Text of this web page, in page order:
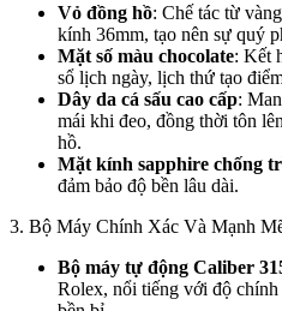
Vỏ đồng hồ: Chế tác từ
kính 36mm, tạo nên sự quý
Mặt số màu chocolate: Kết
sổ lịch ngày, lịch thứ tạo
Dây da cá sấu cao cấp:
mái khi đeo, đồng thời tôn
hồ.
Mặt kính sapphire chống
đảm bảo độ bền lâu dài.
3. Bộ Máy Chính Xác Và Mạnh
Bộ máy tự động Caliber
Rolex, nổi tiếng với độ chính